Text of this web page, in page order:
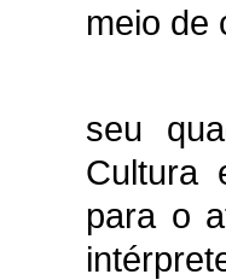
meio de
seu
Cultura
para o